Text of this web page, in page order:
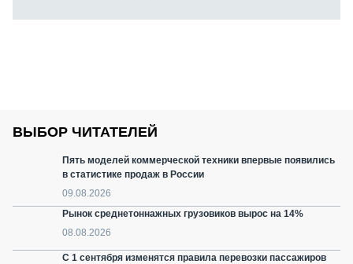
ВЫБОР ЧИТАТЕЛЕЙ
Пять моделей коммерческой техники впервые появились
в статистике продаж в России
09.08.2026
Рынок среднетоннажных грузовиков вырос на 14%
08.08.2026
С 1 сентября изменятся правила перевозки пассажиров